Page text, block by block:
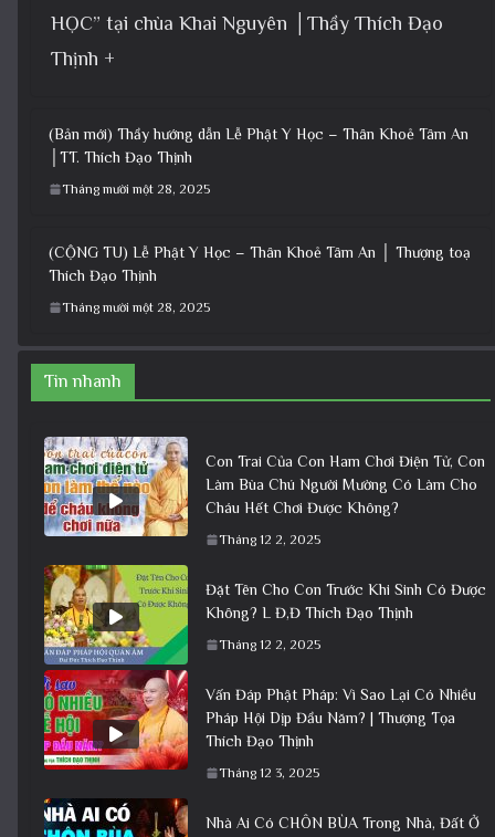
HỌC” tại chùa Khai Nguyên │Thầy Thích Đạo
Thịnh +
(Bản mới) Thầy hướng dẫn Lễ Phật Y Học – Thân Khoẻ Tâm An
│TT. Thích Đạo Thịnh
Tháng mười một 28, 2025
(CỘNG TU) Lễ Phật Y Học – Thân Khoẻ Tâm An │ Thượng toạ
Thích Đạo Thịnh
Tháng mười một 28, 2025
Tin nhanh
Con Trai Của Con Ham Chơi Điện Tử, Con
Làm Bùa Chú Người Mường Có Làm Cho
Cháu Hết Chơi Được Không?
Tháng 12 2, 2025
Đặt Tên Cho Con Trước Khi Sinh Có Được
Không? L Đ,Đ Thích Đạo Thịnh
Tháng 12 2, 2025
Vấn Đáp Phật Pháp: Vì Sao Lại Có Nhiều
Pháp Hội Dịp Đầu Năm? | Thượng Tọa
Thích Đạo Thịnh
Tháng 12 3, 2025
Nhà Ai Có CHÔN BÙA Trong Nhà, Đất Ở